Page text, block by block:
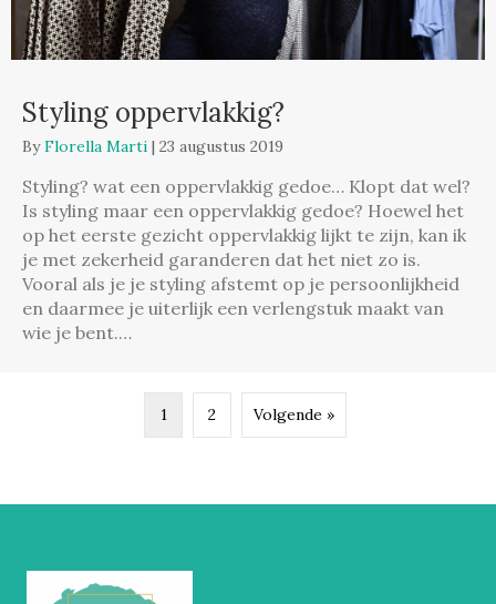
Styling oppervlakkig?
ByFlorella Marti | 23 augustus 2019
Styling? wat een oppervlakkig gedoe… Klopt dat wel?
Is styling maar een oppervlakkig gedoe? Hoewel het
op het eerste gezicht oppervlakkig lijkt te zijn, kan ik
je met zekerheid garanderen dat het niet zo is.
Vooral als je je styling afstemt op je persoonlijkheid
en daarmee je uiterlijk een verlengstuk maakt van
wie je bent.…
1 2 Volgende »